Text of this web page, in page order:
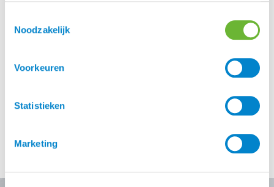
Noodzakelijk
Voorkeuren
Statistieken
Marketing
Unieke samenwerking met Uhipwear International Vanaf
leveren. Dus vind je een jas, broek, vest, shirt, beanie
of…. op UHIP.nl dan mail je ons het product linkje én je
klantenservice@atorka.nl
telefoonnummer is +0031 (0) 348446168 Dealer Atorka
Ruitersport is […]